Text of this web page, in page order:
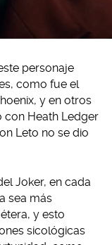
personaje
como fue el
y en otros
con Heath Ledger
Leto no se dio
Joker, en cada
sea más
y esto
sicológicas